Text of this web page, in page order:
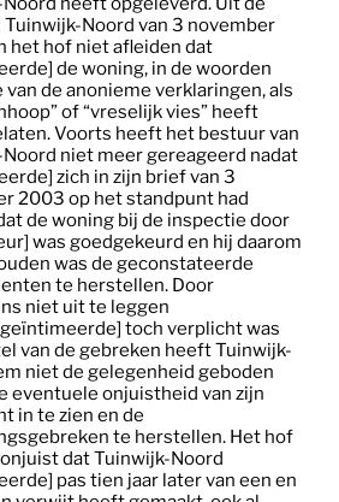
Tuinwijk-Noord van 3 november
het hof niet afleiden dat
de woning, in de woorden
van de anonieme verklaringen, als
of “vreselijk vies” heeft
Voorts heeft het bestuur van
niet meer gereageerd nadat
zich in zijn brief van 3
2003 op het standpunt had
de woning bij de inspectie door
was goedgekeurd en hij daarom
was de geconstateerde
te herstellen. Door
niet uit te leggen
toch verplicht was
van de gebreken heeft Tuinwijk-
niet de gelegenheid geboden
eventuele onjuistheid van zijn
in te zien en de
te herstellen. Het hof
dat Tuinwijk-Noord
pas tien jaar later van een en